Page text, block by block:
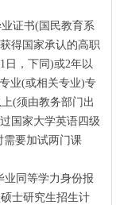
证书(国民教育系
得国家承认的高职
日，下同)或2年以
业(或相关专业)专
(须由教务部门出
国家大学英语四级
需要加试两门课
同等学力身份报
士研究生招生计